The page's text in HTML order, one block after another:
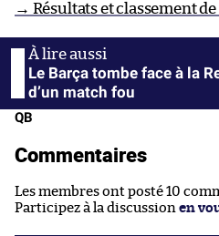
→ Résultats et classement de
Le Barça tombe face à la
d’un match fou
QB
Commentaires
Les membres ont posté 10
Participez à la discussion en